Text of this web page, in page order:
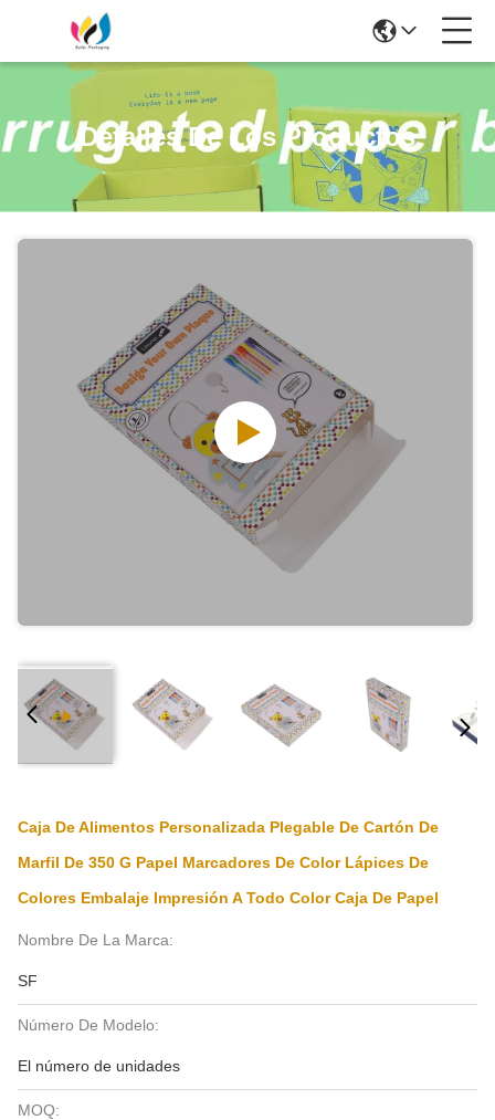
Detalles De Los Productos
Caja De Alimentos Personalizada Plegable De Cartón De
Marfil De 350 G Papel Marcadores De Color Lápices De
Colores Embalaje Impresión A Todo Color Caja De Papel
Nombre De La Marca:
SF
Número De Modelo:
El número de unidades
MOQ: